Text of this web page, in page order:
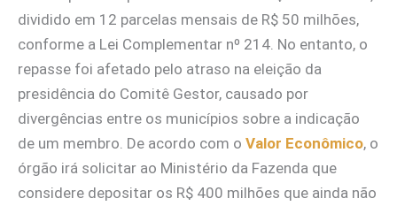
dividido em 12 parcelas mensais de R$ 50 milhões,
conforme a Lei Complementar nº 214. No entanto, o
repasse foi afetado pelo atraso na eleição da
presidência do Comitê Gestor, causado por
divergências entre os municípios sobre a indicação
de um membro. De acordo com o Valor Econômico, o
órgão irá solicitar ao Ministério da Fazenda que
considere depositar os R$ 400 milhões que ainda não